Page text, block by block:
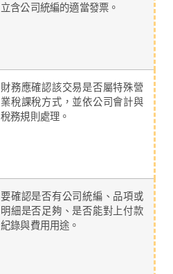
立含公司統編的適當發票。
財務應確認該交易是否屬特殊營
業稅課稅方式，並依公司會計與
稅務規則處理。
要確認是否有公司統編、品項或
明細是否足夠、是否能對上付款
紀錄與費用用途。